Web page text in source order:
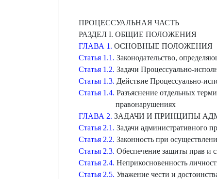
ПРОЦЕССУАЛЬНАЯ ЧАСТЬ
РАЗДЕЛ I. ОБЩИЕ ПОЛОЖЕНИЯ
ГЛАВА 1. ОСНОВНЫЕ ПОЛОЖЕНИЯ
Статья 1.1. Законодательство,
Статья 1.2. Задачи Процессуально-
Статья 1.3. Действие Процессуально-
Статья 1.4. Разъяснение отдельных
правонарушениях
ГЛАВА 2. ЗАДАЧИ И ПРИНЦИПЫ
Статья 2.1. Задачи административного
Статья 2.2. Законность при
Статья 2.3. Обеспечение защиты прав и
Статья 2.4. Неприкосновенность
Статья 2.5. Уважение чести и